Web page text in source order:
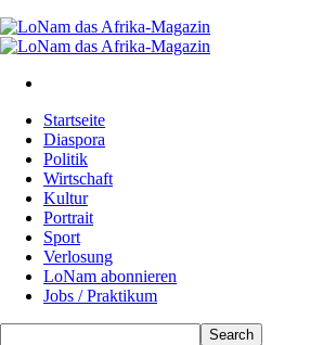
Startseite
Diaspora
Politik
Wirtschaft
Kultur
Portrait
Sport
Verlosung
LoNam abonnieren
Jobs / Praktikum